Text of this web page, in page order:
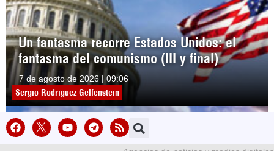
Un fantasma recorre Estados Unidos: el
fantasma del comunismo (III y final)
7 de agosto de 2026 | 09:06
Sergio Rodríguez Gelfenstein